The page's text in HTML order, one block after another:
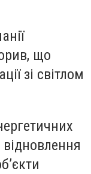
що
зі світлом
відновлення